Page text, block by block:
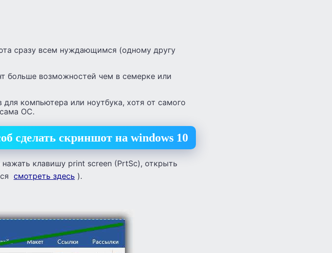
сразу всем нуждающимся (одному другу
больше возможностей чем в семерке или
компьютера или ноутбука, хотя от самого
ОС.
сделать скриншот на windows 10
клавишу print screen (PrtSc), открыть
смотреть здесь ).